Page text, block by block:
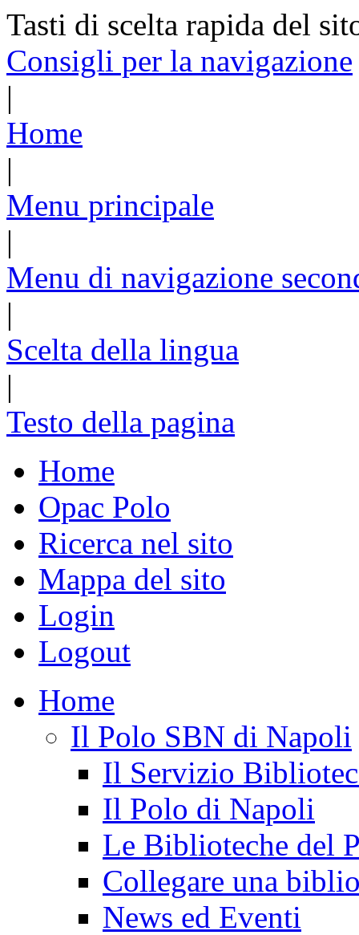
Tasti di scelta rapida del
Consigli per la navigazione
|
Home
|
Menu principale
|
Menu di navigazione
|
Scelta della lingua
|
Testo della pagina
Home
Opac Polo
Ricerca nel sito
Mappa del sito
Login
Logout
Home
Il Polo SBN di Napoli
Il Servizio
Il Polo di Napoli
Le Biblioteche del
Collegare una
News ed Eventi